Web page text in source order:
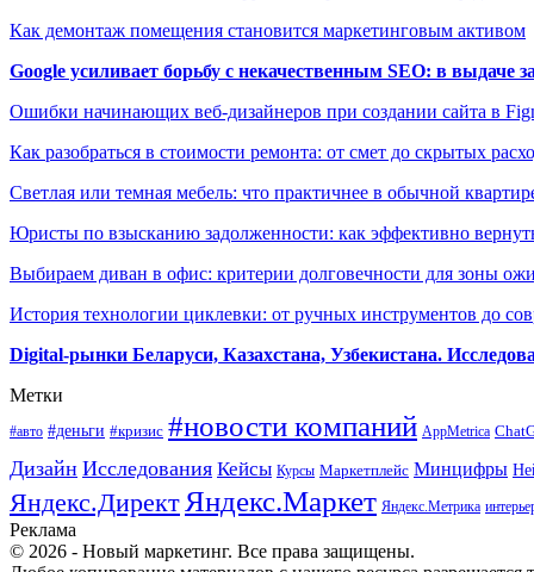
Как демонтаж помещения становится маркетинговым активом
Google усиливает борьбу с некачественным SEO: в выдаче
Ошибки начинающих веб-дизайнеров при создании сайта в
Как разобраться в стоимости ремонта: от смет до скрытых
Светлая или темная мебель: что практичнее в обычной
Юристы по взысканию задолженности: как эффективно
Выбираем диван в офис: критерии долговечности для зоны
История технологии циклевки: от ручных инструментов до
Digital-рынки Беларуси, Казахстана, Узбекистана.
Метки
#авто #деньги #кризис #новости компаний AppMetrica
Дизайн Исследования Кейсы Курсы Маркетплейс Минцифры
Яндекс.ДиректЯндекс.Маркет Яндекс.Метрика
Реклама
© 2026 - Новый маркетинг. Все права защищены.